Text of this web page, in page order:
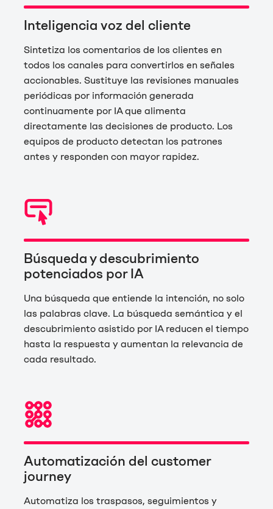
Inteligencia voz del cliente
Sintetiza los comentarios de los clientes en
todos los canales para convertirlos en señales
accionables. Sustituye las revisiones manuales
periódicas por información generada
continuamente por IA que alimenta
directamente las decisiones de producto. Los
equipos de producto detectan los patrones
antes y responden con mayor rapidez.
Búsqueda y descubrimiento
potenciados por IA
Una búsqueda que entiende la intención, no solo
las palabras clave. La búsqueda semántica y el
descubrimiento asistido por IA reducen el tiempo
hasta la respuesta y aumentan la relevancia de
cada resultado.
Automatización del customer
journey
Automatiza los traspasos, seguimientos y